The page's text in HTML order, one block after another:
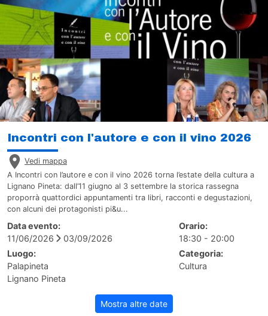
Incontri con l'autore e con il vino 2026
Vedi mappa
A Incontri con l’autore e con il vino 2026 torna l’estate della cultura a
Lignano Pineta: dall’11 giugno al 3 settembre la storica rassegna
proporrà quattordici appuntamenti tra libri, racconti e degustazioni,
con alcuni dei protagonisti pi&u...
Data evento:
11/06/2026
03/09/2026
Orario:
18:30 - 20:00
Luogo:
Palapineta
Lignano Pineta
Categoria:
Cultura
Mostra altre date